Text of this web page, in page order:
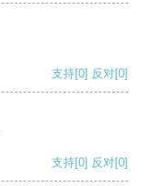
支持[0] 反对[0]
支持[0] 反对[0]